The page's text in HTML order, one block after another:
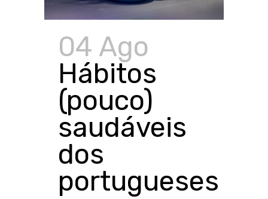
04 Ago
Hábitos
(pouco)
saudáveis
dos
portugueses